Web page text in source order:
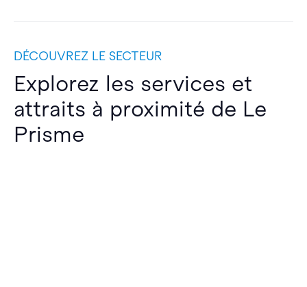
DÉCOUVREZ LE SECTEUR
Explorez les services et
attraits à proximité de Le
Prisme